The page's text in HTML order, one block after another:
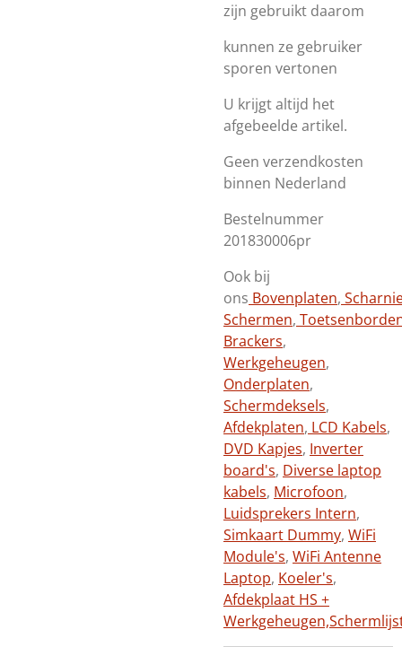
zijn gebruikt daarom
kunnen ze gebruiker
sporen vertonen
U krijgt altijd het
afgebeelde artikel.
Geen verzendkosten
binnen Nederland
Bestelnummer
201830006pr
Ook bij
ons Bovenplaten,
Schermen,
Brackers,
Werkgeheugen,
Onderplaten,
Schermdeksels,
Afdekplaten, LCD Kabels,
DVD Kapjes, Inverter
board's, Diverse laptop
kabels, Microfoon,
Luidsprekers Intern,
Simkaart Dummy, WiFi
Module's, WiFi Antenne
Laptop, Koeler's,
Afdekplaat HS +
Werkgeheugen,